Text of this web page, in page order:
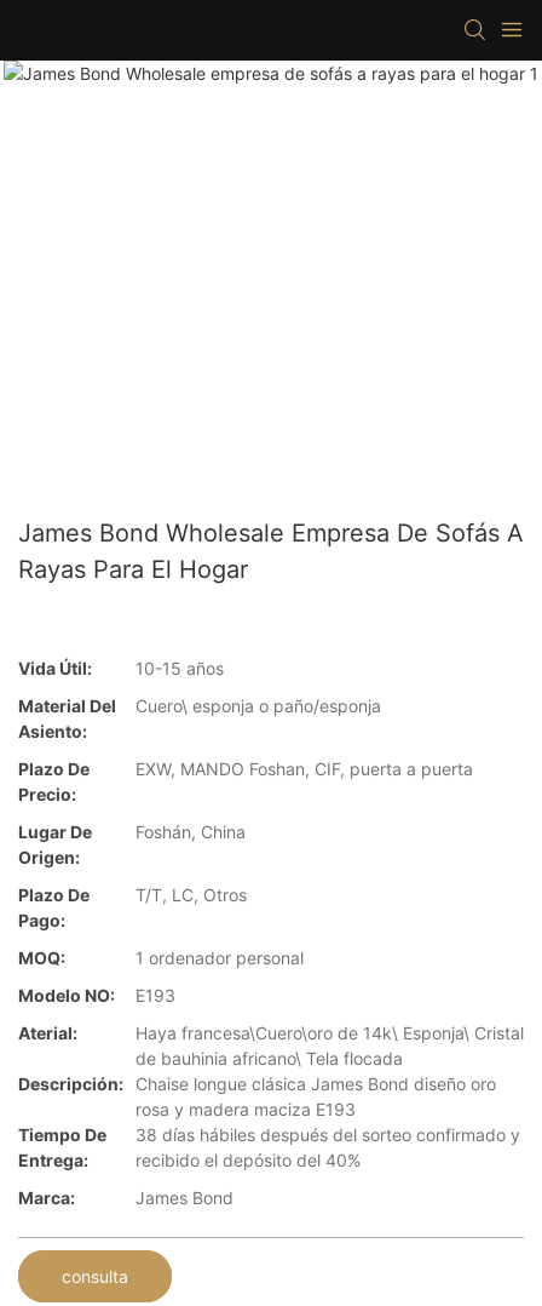
James Bond Wholesale Empresa De Sofás A
Rayas Para El Hogar
Vida Útil:
10-15 años
Material Del
Asiento:
Cuero\ esponja o paño/esponja
Plazo De
Precio:
EXW, MANDO Foshan, CIF, puerta a puerta
Lugar De
Origen:
Foshán, China
Plazo De
Pago:
T/T, LC, Otros
MOQ:
1 ordenador personal
Modelo NO:
E193
Aterial:
Haya francesa\Cuero\oro de 14k\ Esponja\ Cristal
de bauhinia africano\ Tela flocada
Descripción:
Chaise longue clásica James Bond diseño oro
rosa y madera maciza E193
Tiempo De
Entrega:
38 días hábiles después del sorteo confirmado y
recibido el depósito del 40%
Marca:
James Bond
consulta